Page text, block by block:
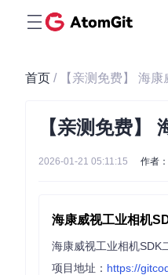
首页 / 【亲测免费】 海康
【亲测免费】
2026-01-21 05:11:15 作者
海康威视工业相机
项目地址： https://